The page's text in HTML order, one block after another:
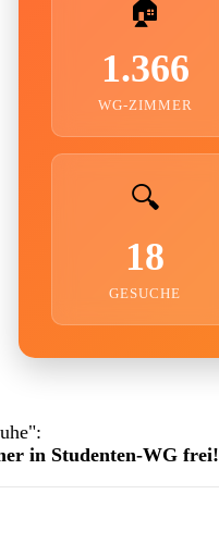
🏠
1.366
WG-ZIMMER
🔍
18
GESUCHE
in Studenten-WG frei!